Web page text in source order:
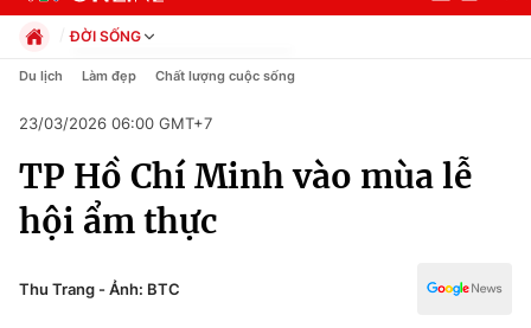
Chuyên mục
Chính trị
ĐỜI SỐNG
Chính trị
Pháp luật
Kinh tế
Thể thao
Truyền hình
Y tế
Du lịch Làm đẹp Chất lượng cuộc sống
23/03/2026 06:00 GMT+7
TP Hồ Chí Minh vào mùa lễ
hội ẩm thực
Thu Trang - Ảnh: BTC